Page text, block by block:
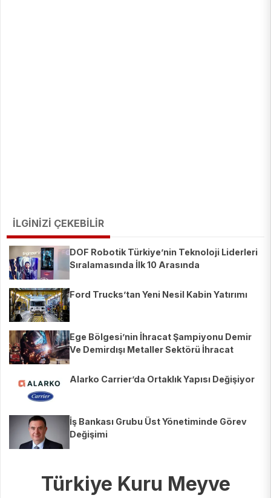
İLGİNİZİ ÇEKEBİLİR
DOF Robotik Türkiye’nin Teknoloji Liderleri
Sıralamasında İlk 10 Arasında
Ford Trucks’tan Yeni Nesil Kabin Yatırımı
Ege Bölgesi’nin İhracat Şampiyonu Demir
Ve Demirdışı Metaller Sektörü İhracat
Aldı
Alarko Carrier’da Ortaklık Yapısı Değişiyor
İş Bankası Grubu Üst Yönetiminde Görev
Değişimi
Türkiye Kuru Meyve